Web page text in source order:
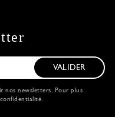
VALIDER
nos newsletters. Pour plus
.